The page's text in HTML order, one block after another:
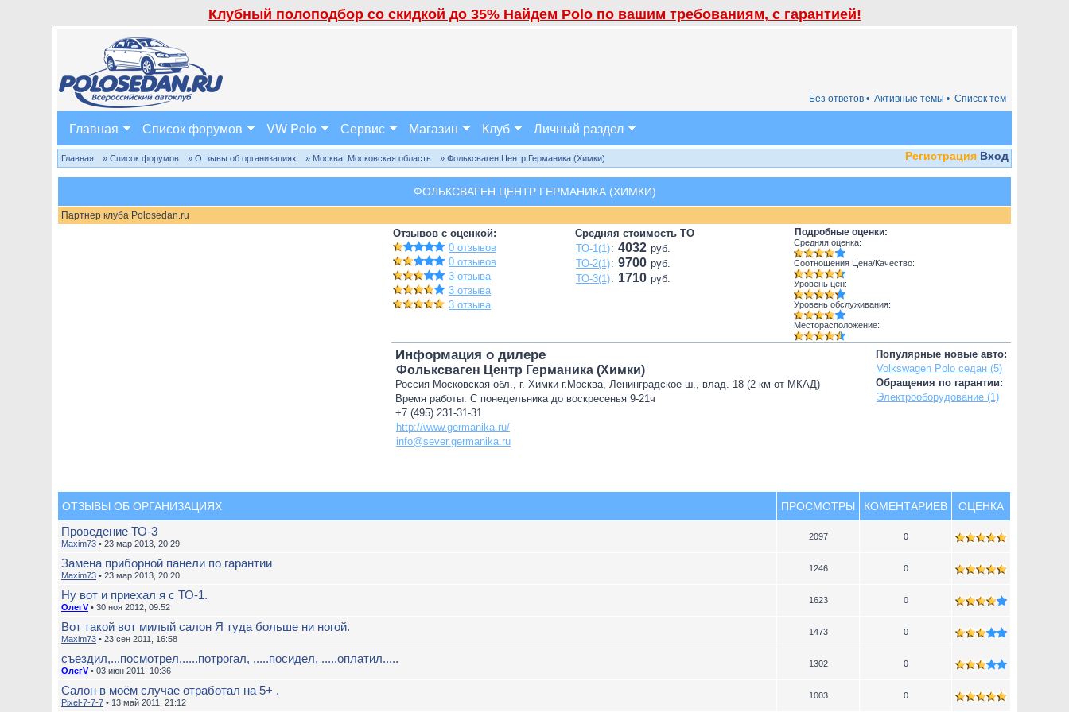
Клубный полоподбор со скидкой до 35% Найдем Polo по вашим требованиям, с гарантией!
Список тем
Активные темы •
Без ответов •
Главная Список форумов VW Polo Сервис Магазин Клуб Личный раздел
Регистрация Вход
Главная » Список форумов » Отзывы об организациях » Москва, Московская область » Фольксваген Центр Германика (Химки)
ФОЛЬКСВАГЕН ЦЕНТР ГЕРМАНИКА (ХИМКИ)
Партнер клуба Polosedan.ru
Отзывов с оценкой:
0 отзывов
0 отзывов
3 отзыва
3 отзыва
3 отзыва
Средняя стоимость ТО
ТО-1(1): 4032 руб.
ТО-2(1): 9700 руб.
ТО-3(1): 1710 руб.
Подробные оценки:
Средняя оценка:
Соотношения Цена/Качество:
Уровень цен:
Уровень обслуживания:
Месторасположение:
Популярные новые авто:
Volkswagen Polo седан (5)
Обращения по гарантии:
Электрооборудование (1)
Информация о дилере
Фольксваген Центр Германика (Химки)
Россия Московская обл., г. Химки г.Москва, Ленинградское ш., влад. 18 (2 км от МКАД)
Время работы: С понедельника до воскресенья 9-21ч
+7 (495) 231-31-31
http://www.germanika.ru/
info@sever.germanika.ru
ОТЗЫВЫ ОБ ОРГАНИЗАЦИЯХ ПРОСМОТРЫ КОМЕНТАРИЕВ ОЦЕНКА
Проведение ТО-3
Maxim73 • 23 мар 2013, 20:29
2097 0
Замена приборной панели по гарантии
Maxim73 • 23 мар 2013, 20:20
1246 0
Ну вот и приехал я с ТО-1.
ОлегV• 30 ноя 2012, 09:52
1623 0
Вот такой вот милый салон Я туда больше ни ногой.
Maxim73 • 23 сен 2011, 16:58
1473 0
съездил,...посмотрел,.....потрогал, .....посидел, .....оплатил.....
ОлегV• 03 июн 2011, 10:36
1302 0
Салон в моём случае отработал на 5+ .
Pixel-7-7-7 • 13 май 2011, 21:12
1003 0